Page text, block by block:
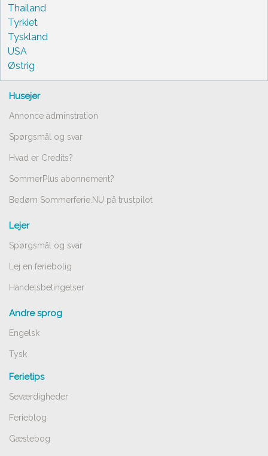
Thailand
Tyrkiet
Tyskland
USA
Østrig
Husejer
Annonce adminstration
Spørgsmål og svar
Hvad er Credits?
SommerPlus abonnement?
Bedøm Sommerferie.NU på trustpilot
Lejer
Spørgsmål og svar
Lej en feriebolig
Handelsbetingelser
Andre sprog
Engelsk
Tysk
Ferietips
Seværdigheder
Ferieblog
Gæstebog